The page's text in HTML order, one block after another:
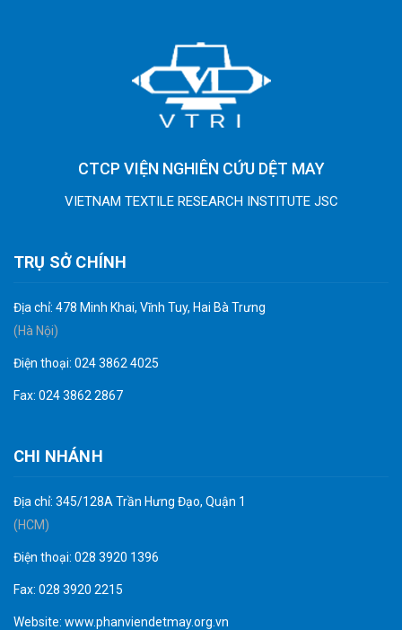
CTCP VIỆN NGHIÊN CỨU DỆT MAY
VIETNAM TEXTILE RESEARCH INSTITUTE JSC
TRỤ SỞ CHÍNH
Địa chỉ: 478 Minh Khai, Vĩnh Tuy, Hai Bà Trưng
(Hà Nội)
Điện thoại: 024 3862 4025
Fax: 024 3862 2867
CHI NHÁNH
Địa chỉ: 345/128A Trần Hưng Đạo, Quận 1
(HCM)
Điện thoại: 028 3920 1396
Fax: 028 3920 2215
Website: www.phanviendetmay.org.vn